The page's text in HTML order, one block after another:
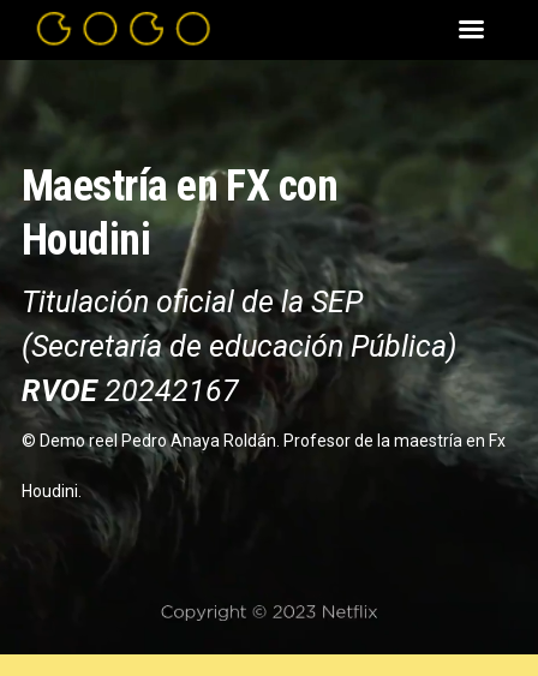
Maestría en FX con
Houdini
Titulación oficial de la SEP
(Secretaría de educación Pública)
RVOE20242167
© Demo reel Pedro Anaya Roldán. Profesor de la maestría en Fx
Houdini.